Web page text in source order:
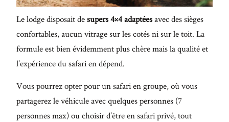
Le lodge disposait desupers 4×4 adaptéesavec des sièges
confortables, aucun vitrage sur les cotés ni sur le toit. La
formule est bien évidemment plus chère mais la qualité et
l’expérience du safari en dépend.
Vous pourrez opter pour un safari en groupe, où vous
partagerez le véhicule avec quelques personnes (7
personnes max) ou choisir d’être en safari privé, tout